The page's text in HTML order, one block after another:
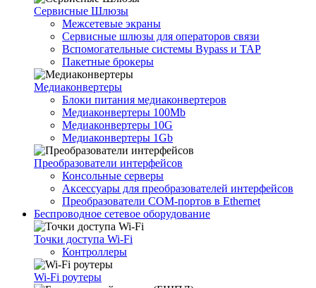
Сервисные Шлюзы
Межсетевые экраны
Сервисные шлюзы для операторов связи
Вспомогательные системы Bypass и TAP
Пакетные брокеры
Медиаконвертеры
Блоки питания медиаконвертеров
Медиаконвертеры 100Mb
Медиаконвертеры 10G
Медиаконвертеры 1Gb
Преобразователи интерфейсов
Консольные серверы
Аксессуары для преобразователей интерфейсов
Преобразователи COM-портов в Ethernet
Беспроводное сетевое оборудование
Точки доступа Wi-Fi
Контроллеры
Wi-Fi роутеры